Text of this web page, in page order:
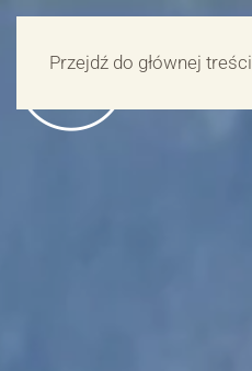
Przejdź do głównej treści